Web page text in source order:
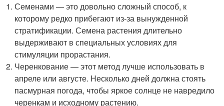
Семенами — это довольно сложный способ, к
которому редко прибегают из-за вынужденной
стратификации. Семена растения длительно
выдерживают в специальных условиях для
стимуляции прорастания.
Черенкование — этот метод лучше использовать в
апреле или августе. Несколько дней должна стоять
пасмурная погода, чтобы яркое солнце не навредило
черенкам и исходному растению.